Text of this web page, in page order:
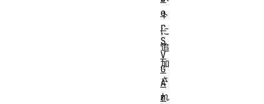
ト
に
追
加
さ
れ
e
r
S
V
G
A
n